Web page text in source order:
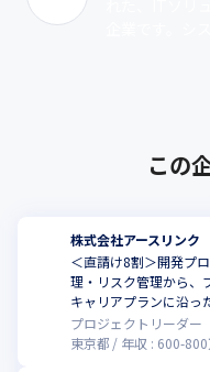
この
株式会社アースリンク
＜直請け8割＞開発プ
理・リスク管理から、
キャリアプランに沿っ
きませんか
プロジェクトリーダー
東京都
年収 : 600-800